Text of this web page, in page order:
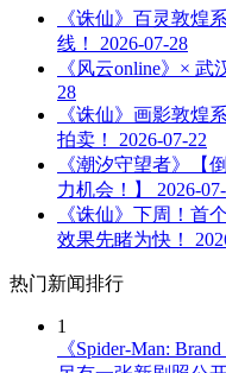
《诛仙》百灵敦煌
线！
2026-07-28
《风云online》×
28
《诛仙》画影敦
拍卖！
2026-07-22
《潮汐守望者》【
力机会！】
2026-
《诛仙》下周！首
效果先睹为快！
热门新闻排行
1
《Spider-Man: